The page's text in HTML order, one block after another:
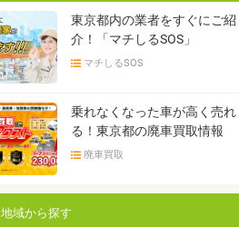
東京都内の業者をすぐにご紹
介！「マチしるSOS」
マチしるSOS
乗れなくなった車が高く売れ
る！東京都の廃車買取情報
廃車買取
地域から探す